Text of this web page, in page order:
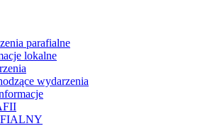
parafialne
lokalne
wydarzenia